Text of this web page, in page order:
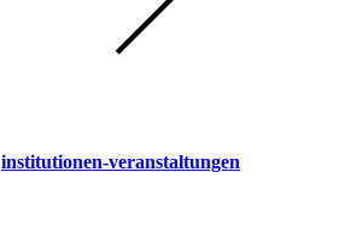
institutionen-veranstaltungen